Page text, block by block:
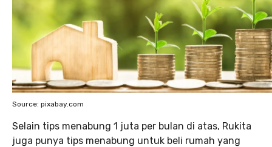
Source: pixabay.com
Selain tips menabung 1 juta per bulan di atas, Rukita
juga punya tips menabung untuk beli rumah yang